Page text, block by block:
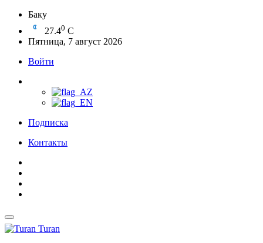
Баку
27.40 C
Пятница, 7 август 2026
Войти
Подписка
Контакты
Turan